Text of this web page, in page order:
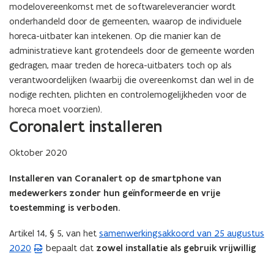
modelovereenkomst met de softwareleverancier wordt
onderhandeld door de gemeenten, waarop de individuele
horeca-uitbater kan intekenen. Op die manier kan de
administratieve kant grotendeels door de gemeente worden
gedragen, maar treden de horeca-uitbaters toch op als
verantwoordelijken (waarbij die overeenkomst dan wel in de
nodige rechten, plichten en controlemogelijkheden voor de
horeca moet voorzien).
Coronalert installeren
Oktober 2020
Installeren van Coranalert op de smartphone van
medewerkers zonder hun geïnformeerde en vrije
toestemming is verboden.
Artikel 14, § 5, van het samenwerkingsakkoord van 25 augustus
2020
(
P
bepaalt dat zowel installatie als gebruik vrijwillig